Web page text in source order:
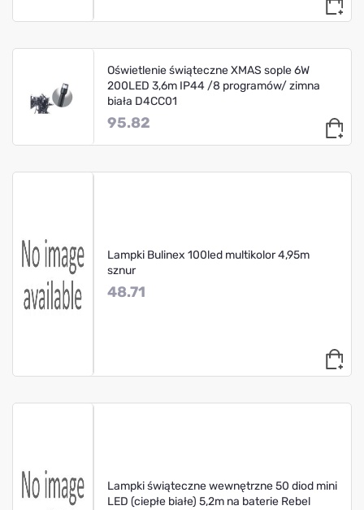
Oświetlenie świąteczne XMAS sople 6W
200LED 3,6m IP44 /8 programów/ zimna
biała D4CC01
95.82
Lampki Bulinex 100led multikolor 4,95m
sznur
48.71
Lampki świąteczne wewnętrzne 50 diod mini
LED (ciepłe białe) 5,2m na baterie Rebel